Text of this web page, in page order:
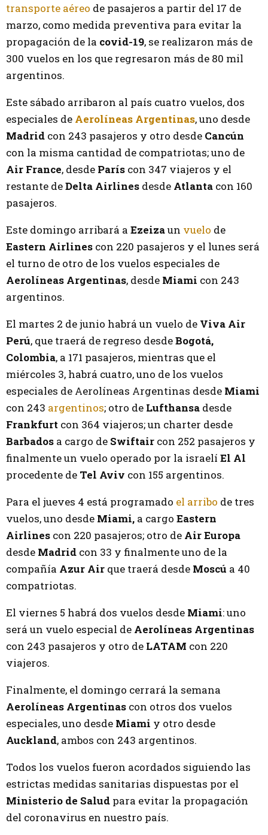
transporte aéreo de pasajeros a partir del 17 de
marzo, como medida preventiva para evitar la
propagación de la covid-19, se realizaron más de
300 vuelos en los que regresaron más de 80 mil
argentinos.
Este sábado arribaron al país cuatro vuelos, dos
especiales de Aerolíneas Argentinas, uno desde
Madrid con 243 pasajeros y otro desde Cancún
con la misma cantidad de compatriotas; uno de
Air France, desde París con 347 viajeros y el
restante deDelta Airlines desde Atlanta con 160
pasajeros.
Este domingo arribará a Ezeizaun vuelo de
Eastern Airlines con 220 pasajeros y el lunes será
el turno de otro de los vuelos especiales de
Aerolíneas Argentinas, desde Miami con 243
argentinos.
El martes 2 de junio habrá un vuelo de Viva Air
Perú, que traerá de regreso desdeBogotá,
Colombia, a 171 pasajeros, mientras que el
miércoles 3, habrá cuatro, uno de los vuelos
especiales de Aerolíneas Argentinas desde Miami
con 243 argentinos; otro de Lufthansa desde
Frankfurt con 364 viajeros; un charter desde
Barbados a cargo de Swiftair con 252 pasajeros y
finalmente un vuelo operado por la israelí El Al
procedente de Tel Aviv con 155 argentinos.
Para el jueves 4 está programado el arribo de tres
vuelos, uno desde Miami, a cargo Eastern
Airlines con 220 pasajeros; otro de Air Europa
desde Madrid con 33 y finalmente uno de la
compañía Azur Air que traerá desde Moscú a 40
compatriotas.
El viernes 5 habrá dos vuelos desde Miami: uno
será un vuelo especial de Aerolíneas Argentinas
con 243 pasajeros y otro de LATAM con 220
viajeros.
Finalmente, el domingo cerrará la semana
Aerolíneas Argentinas con otros dos vuelos
especiales, uno desde Miami y otro desde
Auckland, ambos con 243 argentinos.
Todos los vuelos fueron acordados siguiendo las
estrictas medidas sanitarias dispuestas por el
Ministerio de Salud para evitar la propagación
del coronavirus en nuestro país.